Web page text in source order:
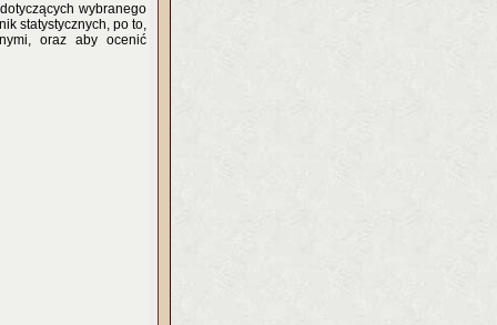
wybranego
statystycznych, po to,
oraz aby ocenić